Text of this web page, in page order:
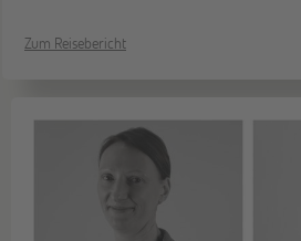
Zum Reisebericht